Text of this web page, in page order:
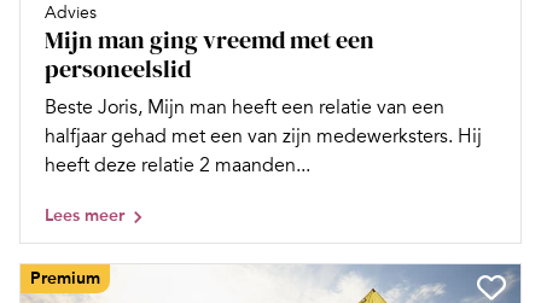
Advies
Mijn man ging vreemd met een
personeelslid
Beste Joris, Mijn man heeft een relatie van een
halfjaar gehad met een van zijn medewerksters. Hij
heeft deze relatie 2 maanden...
Lees meer
Premium